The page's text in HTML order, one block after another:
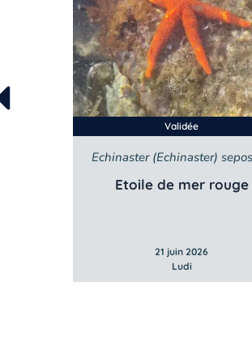
Validée
Echinaster (Echinaster)
Etoile de mer rouge
21 juin 2026
Ludi